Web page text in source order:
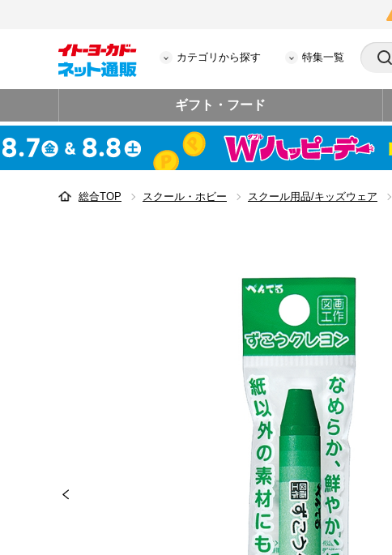
カテゴリから探す 特集一覧
ギフト・フード
総合TOP スクール・ホビー スクール用品/キッズウェア